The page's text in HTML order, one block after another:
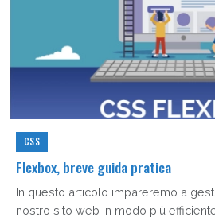
CSS
Flexbox, breve guida pratica
In questo articolo impareremo a
nostro sito web in modo più